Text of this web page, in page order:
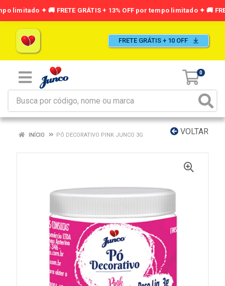
FRETE GRÁTIS + 10 OFF
0
VOLTAR
INÍCIO PÓ DECORATIVO PINK JUNCO 3G